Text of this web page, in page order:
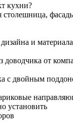
кухни?
столешница,
и
доводчика от
с двойным
установить